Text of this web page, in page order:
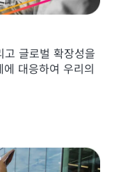
글로벌 확장성을
대응하여 우리의